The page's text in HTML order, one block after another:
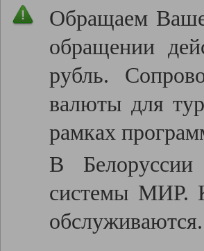
Обращаем
обращении
рубль.
валюты для
рамках
В Белоруссии
системы МИР.
обслуживаются.